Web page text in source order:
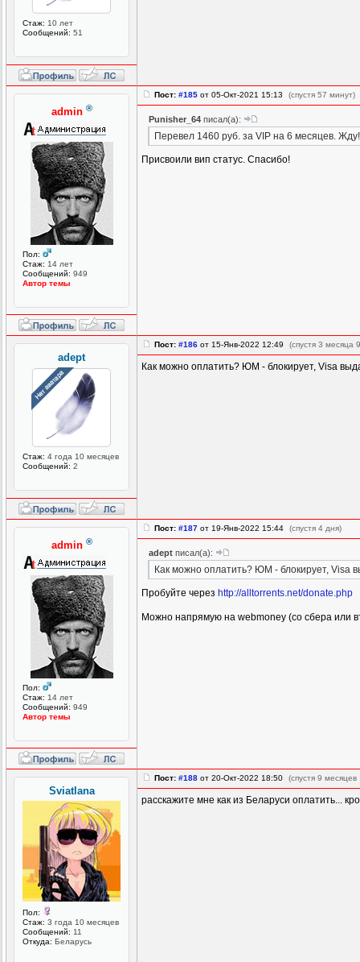
Стаж: 10 лет
Сообщений: 51
admin ®
Пол:
Стаж: 14 лет
Сообщений: 949
Автор темы
Пост: #185 от 05-Окт-2021 15:13 (спустя 57 минут)
Punisher_64писал(а):
Перевел 1460 руб. за VIP на 6 месяцев.
Присвоили вип статус. Спасибо!
adept
Стаж: 4 года 10 месяцев
Сообщений: 2
Пост: #186 от 15-Янв-2022 12:49 (спустя 3 месяца
Как можно оплатить? ЮМ - блокирует, Visa
admin ®
Пол:
Стаж: 14 лет
Сообщений: 949
Автор темы
Пост: #187 от 19-Янв-2022 15:44 (спустя 4 дня)
adeptписал(а):
Как можно оплатить? ЮМ - блокирует, Visa
Пробуйте через http://alltorrents.net/donate.php
Можно напрямую на webmoney (со сбера или
Sviatlana
Пол:
Стаж: 3 года 10 месяцев
Сообщений: 11
Откуда: Беларусь
Пост: #188 от 20-Окт-2022 18:50 (спустя 9 месяцев
расскажите мне как из Беларуси оплатить...